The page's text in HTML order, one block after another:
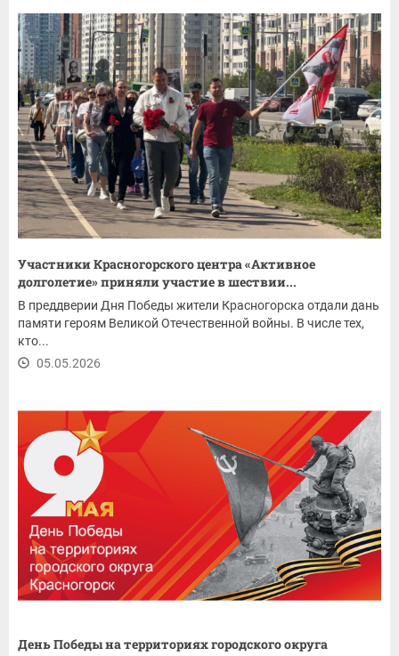
Участники Красногорского центра «Активное
долголетие» приняли участие в шествии...
В преддверии Дня Победы жители Красногорска отдали дань
памяти героям Великой Отечественной войны. В числе тех,
кто...
05.05.2026
День Победы на территориях городского округа